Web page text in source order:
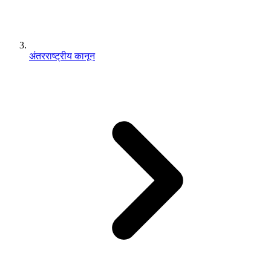
अंतरराष्ट्रीय कानून